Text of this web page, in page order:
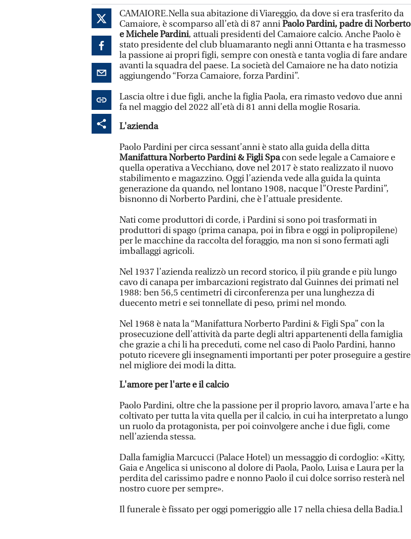
CAMAIORE.Nella sua abitazione di Viareggio, da dove si era trasferito da
Camaiore, è scomparso all’età di 87 anniPaolo Pardini, padre di Norberto
e Michele Pardini, attuali presidenti del Camaiore calcio. Anche Paolo è
stato presidente del club bluamaranto negli anni Ottanta e ha trasmesso
la passione ai propri figli, sempre con onestà e tanta voglia di fare andare
avanti la squadra del paese. La società del Camaiore ne ha dato notizia
aggiungendo “Forza Camaiore, forza Pardini”.
Lascia oltre i due figli, anche la figlia Paola, era rimasto vedovo due anni
fa nel maggio del 2022 all’età di 81 anni della moglie Rosaria.
L'azienda
Paolo Pardini per circa sessant’anni è stato alla guida della ditta
Manifattura Norberto Pardini & Figli Spacon sede legale a Camaiore e
quella operativa a Vecchiano, dove nel 2017 è stato realizzato il nuovo
stabilimento e magazzino. Oggi l’azienda vede alla guida la quinta
generazione da quando, nel lontano 1908, nacque l”Oreste Pardini”,
bisnonno di Norberto Pardini, che è l’attuale presidente.
Nati come produttori di corde, i Pardini si sono poi trasformati in
produttori di spago (prima canapa, poi in fibra e oggi in polipropilene)
per le macchine da raccolta del foraggio, ma non si sono fermati agli
imballaggi agricoli.
Nel 1937 l’azienda realizzò un record storico, il più grande e più lungo
cavo di canapa per imbarcazioni registrato dal Guinnes dei primati nel
1988: ben 56,5 centimetri di circonferenza per una lunghezza di
duecento metri e sei tonnellate di peso, primi nel mondo.
Nel 1968 è nata la “Manifattura Norberto Pardini & Figli Spa” con la
prosecuzione dell’attività da parte degli altri appartenenti della famiglia
che grazie a chi li ha preceduti, come nel caso di Paolo Pardini, hanno
potuto ricevere gli insegnamenti importanti per poter proseguire a gestire
nel migliore dei modi la ditta.
L'amore per l'arte e il calcio
Paolo Pardini, oltre che la passione per il proprio lavoro, amava l’arte e ha
coltivato per tutta la vita quella per il calcio, in cui ha interpretato a lungo
un ruolo da protagonista, per poi coinvolgere anche i due figli, come
nell’azienda stessa.
Dalla famiglia Marcucci (Palace Hotel) un messaggio di cordoglio: «Kitty,
Gaia e Angelica si uniscono al dolore di Paola, Paolo, Luisa e Laura per la
perdita del carissimo padre e nonno Paolo il cui dolce sorriso resterà nel
nostro cuore per sempre».
Il funerale è fissato per oggi pomeriggio alle 17 nella chiesa della Badia.l